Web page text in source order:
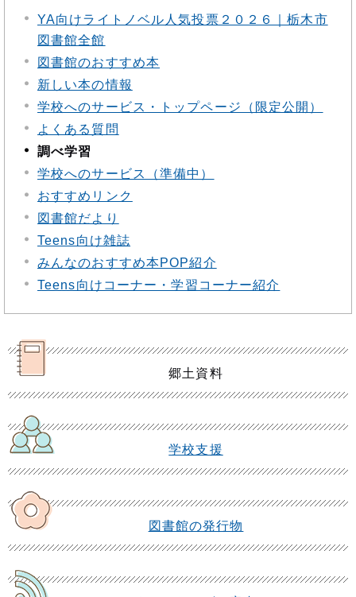
YA向けライトノベル人気投票２０２６｜栃木市
図書館全館
図書館のおすすめ本
新しい本の情報
学校へのサービス・トップページ（限定公開）
よくある質問
調べ学習
学校へのサービス（準備中）
おすすめリンク
図書館だより
Teens向け雑誌
みんなのおすすめ本POP紹介
Teens向けコーナー・学習コーナー紹介
郷土資料
学校支援
図書館の発行物